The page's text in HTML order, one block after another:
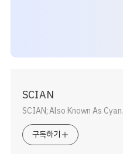
SCIAN
SCIAN; Also Known As Cyan.
구독하기